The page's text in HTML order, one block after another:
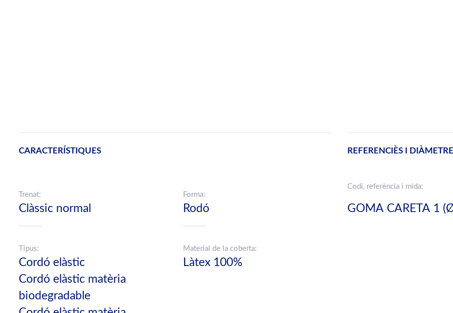
CARACTERÍSTIQUES
Trenat:
Clàssic normal
Forma:
Rodó
Tipus:
Cordó elàstic
Cordó elàstic matèria
biodegradable
Material de la coberta:
Làtex 100%
REFERENCIÈS I
Codi, referència i mida:
GOMA CARETA 1